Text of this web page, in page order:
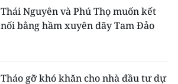
Thái Nguyên và Phú Thọ muốn kết
nối bằng hầm xuyên dãy Tam Đảo
Tháo gỡ khó khăn cho nhà đầu tư dự